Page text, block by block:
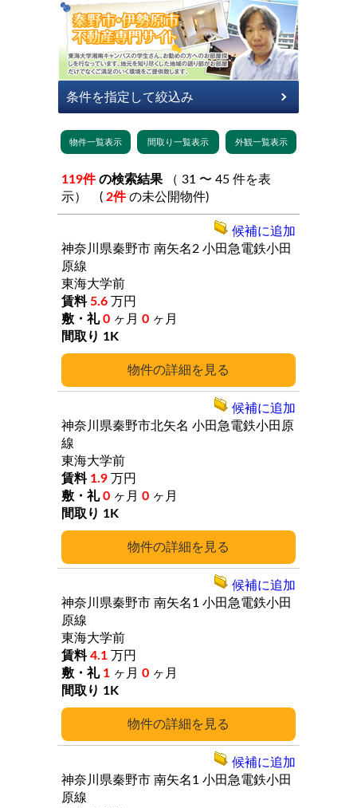
119件 の検索結果
示） ( 2件 の未公開物件)
詳細
神奈川県秦野市 南矢名2 小田急電鉄小田
原線
東海大学前
5.6 万円
0 ヶ月 0 ヶ月
1K
候補に追加
詳細
神奈川県秦野市北矢名 小田急電鉄小田原
線
東海大学前
1.9 万円
0 ヶ月 0 ヶ月
1K
候補に追加
詳細
神奈川県秦野市 南矢名1 小田急電鉄小田
原線
東海大学前
4.1 万円
1 ヶ月 0 ヶ月
1K
候補に追加
神奈川県秦野市 南矢名1 小田急電鉄小田
原線
候補に追加